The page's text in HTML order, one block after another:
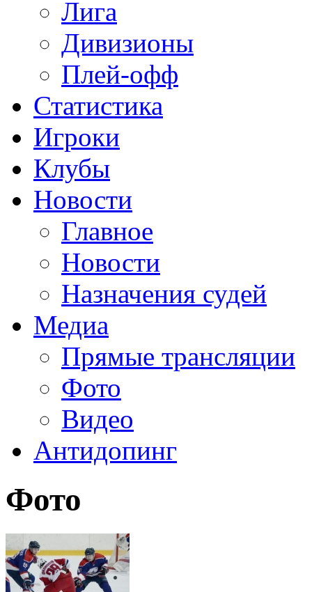
Лига
Дивизионы
Плей-офф
Статистика
Игроки
Клубы
Новости
Главное
Новости
Назначения судей
Медиа
Прямые трансляции
Фото
Видео
Антидопинг
Фото